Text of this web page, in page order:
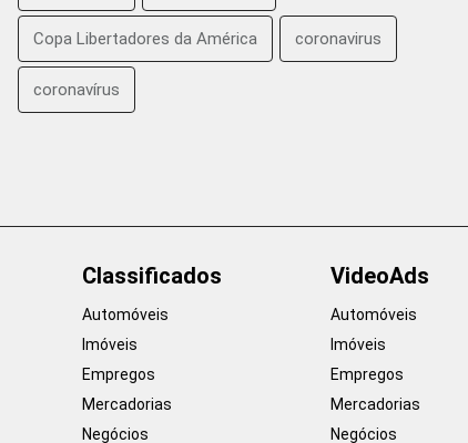
Copa Libertadores da América coronavirus
coronavírus
Classificados
Automóveis
Imóveis
Empregos
Mercadorias
Negócios
VideoAds
Automóveis
Imóveis
Empregos
Mercadorias
Negócios